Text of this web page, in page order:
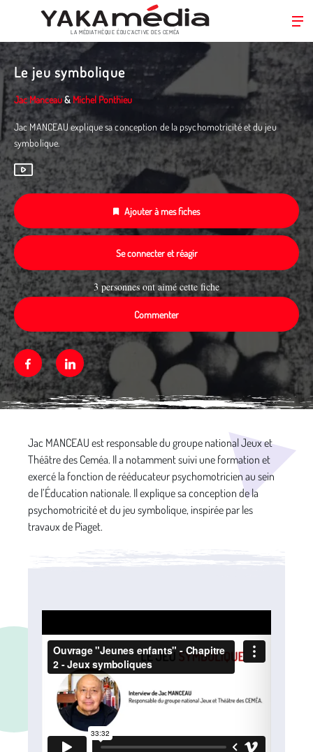
Aller
au
contenu
principal
LA MÉDIATHÈQUE ÉDUC’ACTIVE DES CEMÉA
Le jeu symbolique
Jac Manceau&Michel Ponthieu
Jac MANCEAU explique sa conception de la psychomotricité et du jeu
symbolique.
Ajouter à mes fiches
Se connecter et réagir
3 personnes ont aimé cette fiche
Commenter
FacebookLinkedin
Jac MANCEAU est responsable du groupe national Jeux et
Théâtre des Ceméa. Il a notamment suivi une formation et
exercé la fonction de rééducateur psychomotricien au sein
de l’Éducation nationale. Il explique sa conception de la
psychomotricité et du jeu symbolique, inspirée par les
travaux de Piaget.